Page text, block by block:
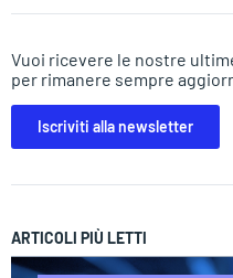
Vuoi ricevere le nostre
per rimanere sempre
Iscriviti alla newsletter
ARTICOLI PIÙ LETTI